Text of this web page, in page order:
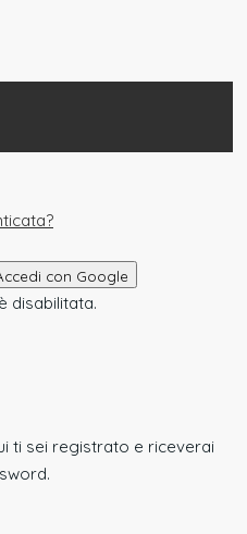
con Google
disabilitata.
ti sei registrato e riceverai